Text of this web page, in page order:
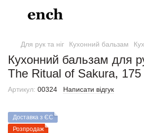
Для рук та ніг Кухонний бальзам
Кухонний бальзам для
The Ritual of Sakura,
Артикул: 00324 Написати відгук
Доставка з ЄС
Розпродаж